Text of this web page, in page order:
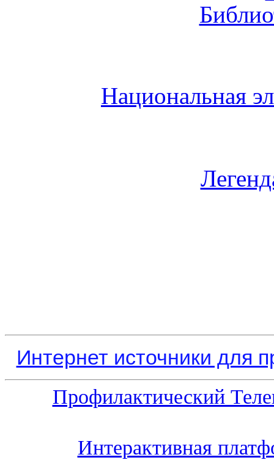
Национальная
Интернет источники для
Профилактический
Интерактивная